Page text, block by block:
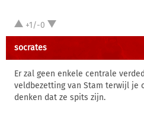
+1/-0
socrates
Er zal geen enkele centrale
veldbezetting van Stam terwijl je
denken dat ze spits zijn.